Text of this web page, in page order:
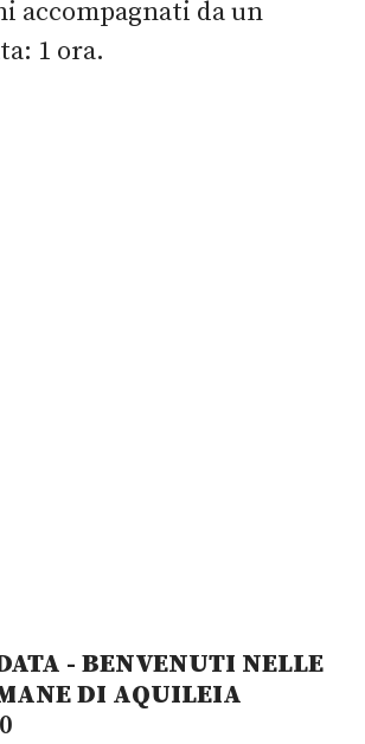
accompagnati da un
1 ora.
- BENVENUTI NELLE
DI AQUILEIA